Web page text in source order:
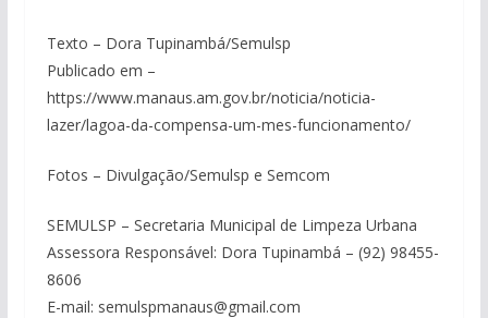
Texto – Dora Tupinambá/Semulsp
Publicado em –
https://www.manaus.am.gov.br/noticia/noticia-
lazer/lagoa-da-compensa-um-mes-funcionamento/
Fotos – Divulgação/Semulsp e Semcom
SEMULSP – Secretaria Municipal de Limpeza Urbana
Assessora Responsável: Dora Tupinambá – (92) 98455-
8606
E-mail: semulspmanaus@gmail.com